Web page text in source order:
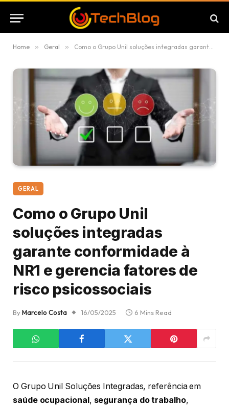
Home » Geral » Como o Grupo Unil soluções integradas garante conformidade à NR1 e gerencia fatores de risco psicossociais
GERAL
Como o Grupo Unil
soluções integradas
garante conformidade à
NR1 e gerencia fatores de
risco psicossociais
ByMarcelo Costa 16/05/2025 6 Mins Read
O Grupo Unil Soluções Integradas, referência em
saúde ocupacional , segurança do trabalho,